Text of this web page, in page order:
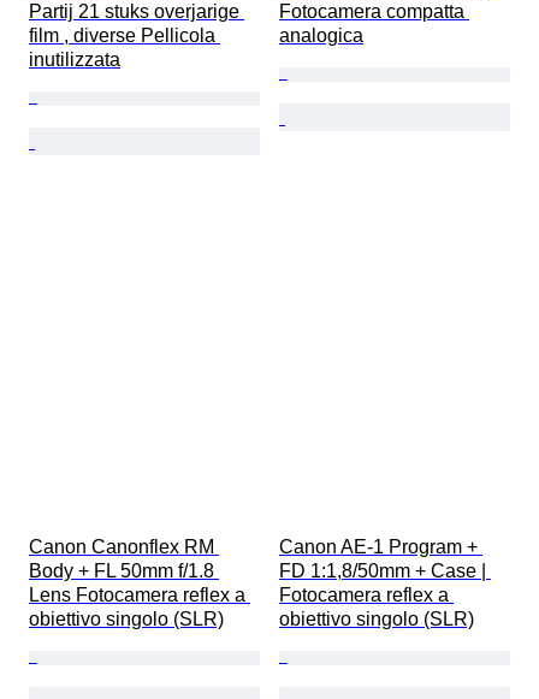
Partij 21 stuks overjarige
film , diverse Pellicola
inutilizzata
Fotocamera compatta
analogica
Canon Canonflex RM
Body + FL 50mm f/1.8
Lens Fotocamera reflex a
obiettivo singolo (SLR)
Canon AE-1 Program +
FD 1:1,8/50mm + Case |
Fotocamera reflex a
obiettivo singolo (SLR)